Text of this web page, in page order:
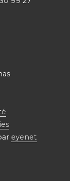
eyenet